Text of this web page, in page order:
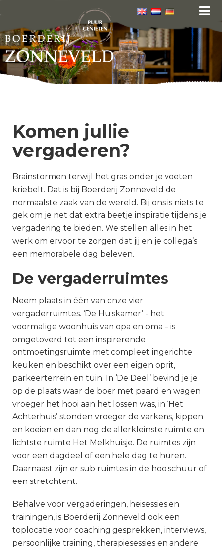
Komen jullie
vergaderen?
Brainstormen terwijl het gras onder je voeten
kriebelt. Dat is bij Boerderij Zonneveld de
normaalste zaak van de wereld. Bij ons is niets te
gek om je net dat extra beetje inspiratie tijdens je
vergadering te bieden. We stellen alles in het
werk om ervoor te zorgen dat jij en je collega’s
een memorabele dag beleven.
De vergaderruimtes
Neem plaats in één van onze vier
vergaderruimtes. ‘De Huiskamer’ - het
voormalige woonhuis van opa en oma – is
omgetoverd tot een inspirerende
ontmoetingsruimte met compleet ingerichte
keuken en beschikt over een eigen oprit,
parkeerterrein en tuin. In ‘De Deel’ bevind je je
op de plaats waar de boer met paard en wagen
vroeger het hooi aan het lossen was, in ‘Het
Achterhuis’ stonden vroeger de varkens, kippen
en koeien en dan nog de allerkleinste ruimte en
lichtste ruimte Het Melkhuisje. De ruimtes zijn
voor een dagdeel of een hele dag te huren.
Daarnaast zijn er sub ruimtes in de hooischuur of
een stretchtent.
Behalve voor vergaderingen, heisessies en
trainingen, is Boerderij Zonneveld ook een
toplocatie voor coaching gesprekken, interviews,
persoonlijke training, therapiesessies en andere